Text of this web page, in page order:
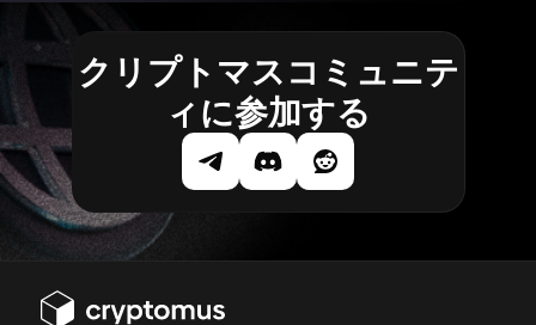
クリプトマスコミュニテ
ィに参加する